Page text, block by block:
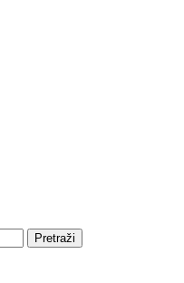
Pretraži